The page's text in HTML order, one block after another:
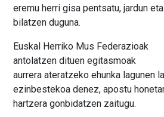
eremu herri gisa pentsatu, jardun
bilatzen duguna.
Euskal Herriko Mus Federazioak
antolatzen dituen egitasmoak
aurrera ateratzeko ehunka lagunen
ezinbestekoa denez, apostu
hartzera gonbidatzen zaitugu.